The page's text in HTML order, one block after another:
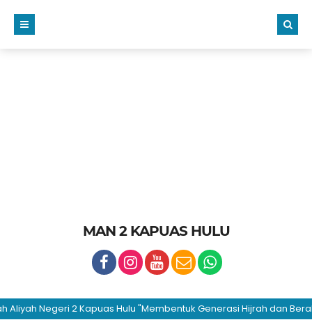
MAN 2 KAPUAS HULU
Negeri 2 Kapuas Hulu "Membentuk Generasi Hijrah dan